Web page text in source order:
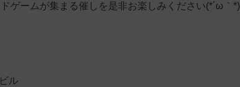
ゲームが集まる催しを是非お楽しみください(*´ω｀*)
ル